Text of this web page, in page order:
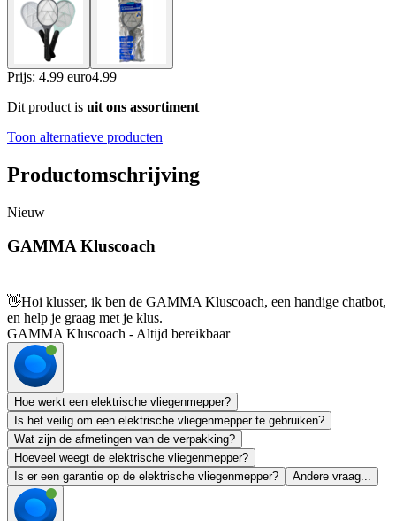
Prijs: 4.99 euro4.99
Dit product is uit ons assortiment
Toon alternatieve producten
Productomschrijving
Nieuw
GAMMA Kluscoach
👋Hoi klusser, ik ben de GAMMA Kluscoach, een handige chatbot,
en help je graag met je klus.
GAMMA Kluscoach - Altijd bereikbaar
Hoe werkt een elektrische vliegenmepper?
Is het veilig om een elektrische vliegenmepper te gebruiken?
Wat zijn de afmetingen van de verpakking?
Hoeveel weegt de elektrische vliegenmepper?
Is er een garantie op de elektrische vliegenmepper?
Andere vraag...